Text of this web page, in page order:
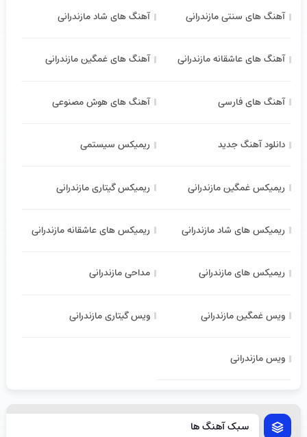
آهنگ های سنتی مازندرانی آهنگ های شاد مازندرانی
آهنگ های عاشقانه مازندرانی آهنگ های غمگین مازندرانی
آهنگ های فارسی آهنگ های هوش مصنوعی
دانلود آهنگ جدید ریمیکس سیستمی
ریمیکس غمگین مازندرانی ریمیکس گیتاری مازندرانی
ریمیکس های شاد مازندرانی ریمیکس های عاشقانه مازندرانی
ریمیکس های مازندرانی مداحی مازندرانی
ویس غمگین مازندرانی ویس گیتاری مازندرانی
ویس مازندرانی
سبک آهنگ ها